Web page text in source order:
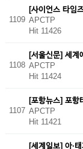
1109
[사이언스 타임
APCTP
Hit
1108
[서울신문] 세계
APCTP
Hit
1107
[포항뉴스] 포항
APCTP
Hit
[세계일보] 아·